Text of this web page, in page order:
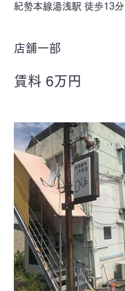
紀勢本線湯浅駅 徒歩13分
店舗一部
賃料 6万円